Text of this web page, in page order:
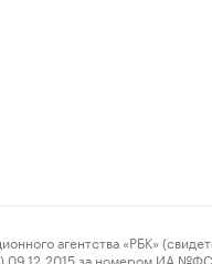
агентства «РБК»
за номером ИА